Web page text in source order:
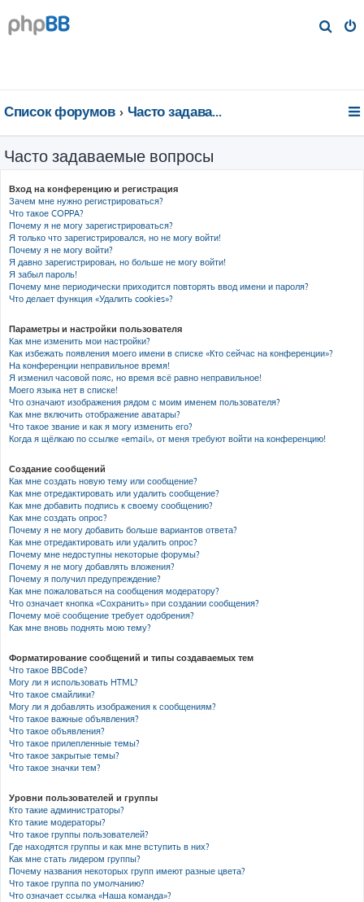
Список форумов Часто задаваемые вопросы
Часто задаваемые вопросы
Вход на конференцию и регистрация
Зачем мне нужно регистрироваться?
Что такое COPPA?
Почему я не могу зарегистрироваться?
Я только что зарегистрировался, но не могу войти!
Почему я не могу войти?
Я давно зарегистрирован, но больше не могу войти!
Я забыл пароль!
Почему мне периодически приходится повторять ввод имени и пароля?
Что делает функция «Удалить cookies»?
Параметры и настройки пользователя
Как мне изменить мои настройки?
Как избежать появления моего имени в списке «Кто сейчас на конференции»?
На конференции неправильное время!
Я изменил часовой пояс, но время всё равно неправильное!
Моего языка нет в списке!
Что означают изображения рядом с моим именем пользователя?
Как мне включить отображение аватары?
Что такое звание и как я могу изменить его?
Когда я щёлкаю по ссылке «email», от меня требуют войти на конференцию!
Создание сообщений
Как мне создать новую тему или сообщение?
Как мне отредактировать или удалить сообщение?
Как мне добавить подпись к своему сообщению?
Как мне создать опрос?
Почему я не могу добавить больше вариантов ответа?
Как мне отредактировать или удалить опрос?
Почему мне недоступны некоторые форумы?
Почему я не могу добавлять вложения?
Почему я получил предупреждение?
Как мне пожаловаться на сообщения модератору?
Что означает кнопка «Сохранить» при создании сообщения?
Почему моё сообщение требует одобрения?
Как мне вновь поднять мою тему?
Форматирование сообщений и типы создаваемых тем
Что такое BBCode?
Могу ли я использовать HTML?
Что такое смайлики?
Могу ли я добавлять изображения к сообщениям?
Что такое важные объявления?
Что такое объявления?
Что такое прилепленные темы?
Что такое закрытые темы?
Что такое значки тем?
Уровни пользователей и группы
Кто такие администраторы?
Кто такие модераторы?
Что такое группы пользователей?
Где находятся группы и как мне вступить в них?
Как мне стать лидером группы?
Почему названия некоторых групп имеют разные цвета?
Что такое группа по умолчанию?
Что означает ссылка «Наша команда»?